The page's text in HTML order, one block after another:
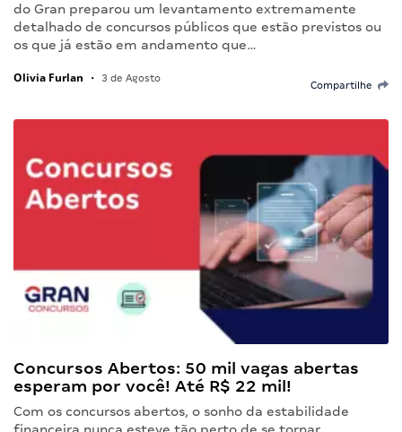
do Gran preparou um levantamento extremamente
detalhado de concursos públicos que estão previstos ou
os que já estão em andamento que…
Olivia Furlan • 3 de Agosto
Compartilhe
Concursos Abertos: 50 mil vagas abertas
esperam por você! Até R$ 22 mil!
Com os concursos abertos, o sonho da estabilidade